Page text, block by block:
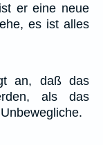
er eine neue
es ist alles
an, daß das
als das